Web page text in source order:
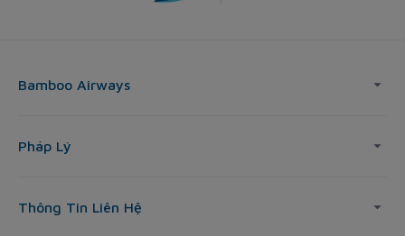
Bamboo Airways
Pháp Lý
Thông Tin Liên Hệ